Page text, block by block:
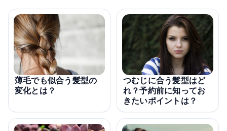
薄毛でも似合う髪型の
変化とは？
つむじに合う髪型はど
れ？予約前に知ってお
きたいポイントは？